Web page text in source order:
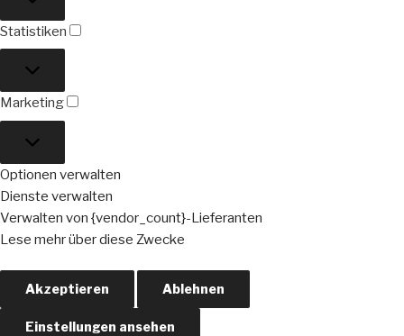
Statistiken
Marketing
Optionen verwalten
Dienste verwalten
Verwalten von {vendor_count}-Lieferanten
Lese mehr über diese Zwecke
Akzeptieren Ablehnen
Einstellungen ansehen